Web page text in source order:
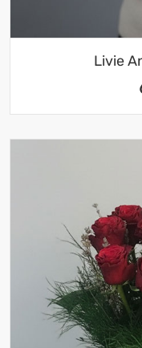
Livie